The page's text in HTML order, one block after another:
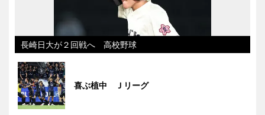
長崎日大が２回戦へ 高校野球
喜ぶ植中 Ｊリーグ